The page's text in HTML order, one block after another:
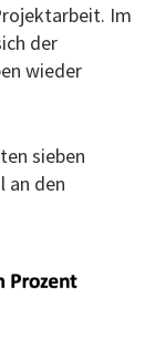
Im
der
wieder
sieben
an den